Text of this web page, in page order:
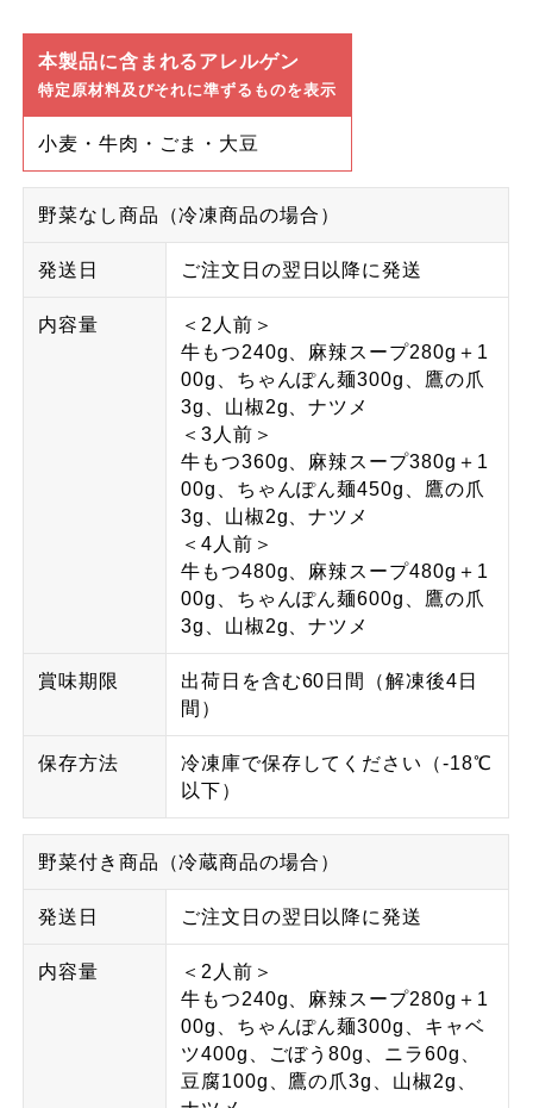
本製品に含まれるアレルゲン
特定原材料及びそれに準ずるものを表示
小麦・牛肉・ごま・大豆
野菜なし商品（冷凍商品の場合）
発送日 ご注文日の翌日以降に発送
内容量
＜2人前＞
牛もつ240g、麻辣スープ280g＋1
00g、ちゃんぽん麺300g、鷹の爪
3g、山椒2g、ナツメ
＜3人前＞
牛もつ360g、麻辣スープ380g＋1
00g、ちゃんぽん麺450g、鷹の爪
3g、山椒2g、ナツメ
＜4人前＞
牛もつ480g、麻辣スープ480g＋1
00g、ちゃんぽん麺600g、鷹の爪
3g、山椒2g、ナツメ
賞味期限
出荷日を含む60日間（解凍後4日
間）
保存方法
冷凍庫で保存してください（-18℃
以下）
野菜付き商品（冷蔵商品の場合）
発送日 ご注文日の翌日以降に発送
内容量
＜2人前＞
牛もつ240g、麻辣スープ280g＋1
00g、ちゃんぽん麺300g、キャベ
ツ400g、ごぼう80g、ニラ60g、
豆腐100g、鷹の爪3g、山椒2g、